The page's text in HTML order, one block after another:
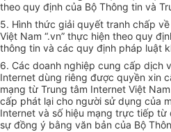
theo quy định của Bộ Thông tin và
5. Hình thức giải quyết tranh chấp
Việt Nam “.vn” thực hiện theo quy
thông tin và các quy định pháp luật
6. Các doanh nghiệp cung cấp dịch
Internet dùng riêng được quyền xin
mạng từ Trung tâm Internet Việt
cấp phát lại cho người sử dụng của
Internet và số hiệu mạng trực tiếp
sự đồng ý bằng văn bản của Bộ